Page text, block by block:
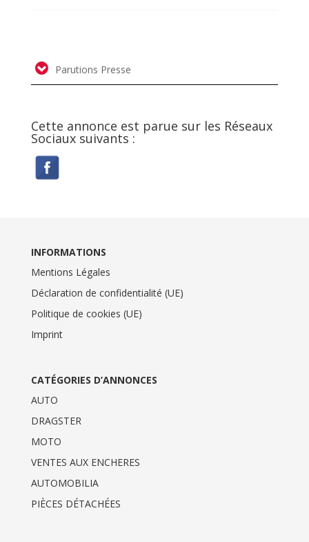
Parutions Presse
Cette annonce est parue sur les Réseaux
Sociaux suivants :
INFORMATIONS
Mentions Légales
Déclaration de confidentialité (UE)
Politique de cookies (UE)
Imprint
CATÉGORIES D’ANNONCES
AUTO
DRAGSTER
MOTO
VENTES AUX ENCHERES
AUTOMOBILIA
PIÈCES DÉTACHÉES